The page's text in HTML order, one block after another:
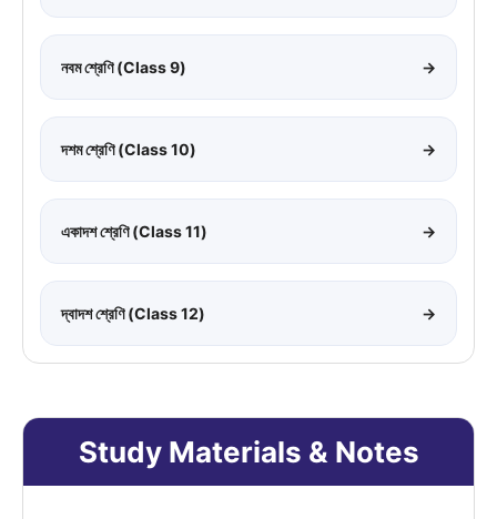
নবম শ্রেণি (Class 9) →
দশম শ্রেণি (Class 10) →
একাদশ শ্রেণি (Class 11) →
দ্বাদশ শ্রেণি (Class 12) →
Study Materials & Notes